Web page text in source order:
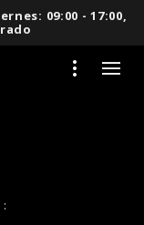
09:00 - 17:00,